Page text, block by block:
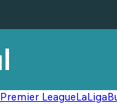
Premier LeagueLaLiga